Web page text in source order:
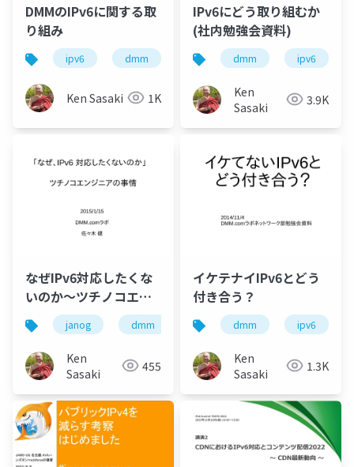
DMMのIPv6に関する取
り組み
ipv6 dmm ネットワーク
Ken Sasaki 1K
IPv6にどう取り組むか
(社内勉強会資料)
dmm ipv6
Ken
Sasaki
3.9K
なぜIPv6対応したくな
いのか〜ツチノコエン
ジニアの事情
janog dmm ipv6
Ken
Sasaki
455
イケテナイIPv6とどう
付き合う？
dmm ipv6
Ken
Sasaki
1.3K